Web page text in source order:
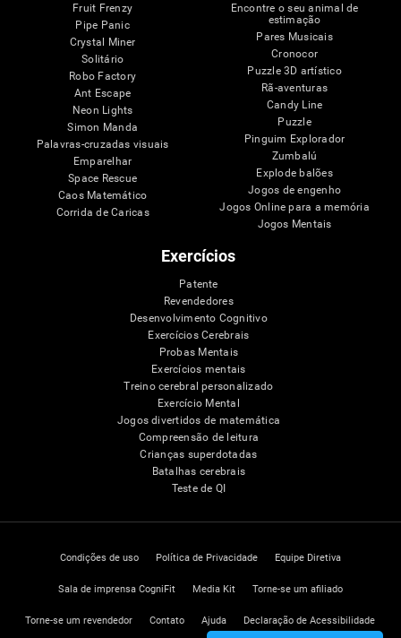
Fruit Frenzy
Pipe Panic
Crystal Miner
Solitário
Robo Factory
Ant Escape
Neon Lights
Simon Manda
Palavras-cruzadas visuais
Emparelhar
Space Rescue
Caos Matemático
Corrida de Caricas
Encontre o seu animal de
estimação
Pares Musicais
Cronocor
Puzzle 3D artístico
Rã-aventuras
Candy Line
Puzzle
Pinguim Explorador
Zumbalú
Explode balões
Jogos de engenho
Jogos Online para a memória
Jogos Mentais
Exercícios
Patente
Revendedores
Desenvolvimento Cognitivo
Exercícios Cerebrais
Probas Mentais
Exercícios mentais
Treino cerebral personalizado
Exercício Mental
Jogos divertidos de matemática
Compreensão de leitura
Crianças superdotadas
Batalhas cerebrais
Teste de QI
Condições de uso Política de Privacidade Equipe Diretiva
Sala de imprensa CogniFit Media Kit Torne-se um afiliado
Torne-se um revendedor Contato Ajuda Declaração de Acessibilidade